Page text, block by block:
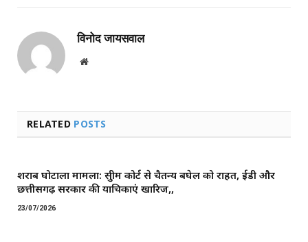
विनोद जायसवाल
Website
RELATED POSTS
शराब घोटाला मामला: सुप्रीम कोर्ट से चैतन्य बघेल को राहत, ईडी और
छत्तीसगढ़ सरकार की याचिकाएं खारिज,,
23/07/2026